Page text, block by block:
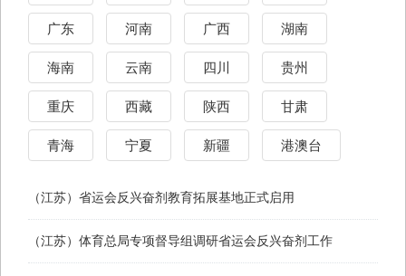
广东 河南 广西 湖南
海南 云南 四川 贵州
重庆 西藏 陕西 甘肃
青海 宁夏 新疆 港澳台
（江苏）省运会反兴奋剂教育拓展基地正式启用
（江苏）体育总局专项督导组调研省运会反兴奋剂工作